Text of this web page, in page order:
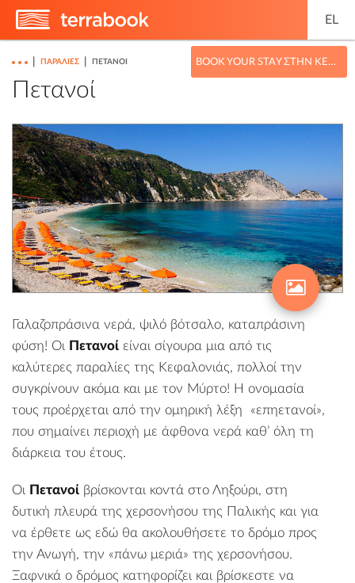
EL
BOOK YOUR STAY ΣΤΗΝ ΚΕΦΑΛΟΝΙΆ
ΠΑΡΑΛΊΕΣ ΠΕΤΑΝΟΊ
Πετανοί
Γαλαζοπράσινα νερά, ψιλό βότσαλο, καταπράσινη
φύση! Οι Πετανοί είναι σίγουρα μια από τις
καλύτερες παραλίες της Κεφαλονιάς, πολλοί την
συγκρίνουν ακόμα και με τον Μύρτο! Η ονομασία
τους προέρχεται από την ομηρική λέξη «επηετανοί»,
που σημαίνει περιοχή με άφθονα νερά καθ’ όλη τη
διάρκεια του έτους.
Οι Πετανοί βρίσκονται κοντά στο Ληξούρι, στη
δυτική πλευρά της χερσονήσου της Παλικής και για
να έρθετε ως εδώ θα ακολουθήσετε το δρόμο προς
την Ανωγή, την «πάνω μεριά» της χερσονήσου.
Ξαφνικά ο δρόμος κατηφορίζει και βρίσκεστε να